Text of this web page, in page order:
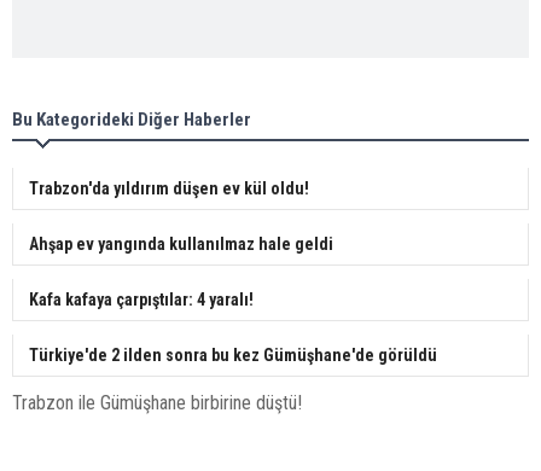
Bu Kategorideki Diğer Haberler
Trabzon'da yıldırım düşen ev kül oldu!
Ahşap ev yangında kullanılmaz hale geldi
Kafa kafaya çarpıştılar: 4 yaralı!
Türkiye'de 2 ilden sonra bu kez Gümüşhane'de görüldü
Trabzon ile Gümüşhane birbirine düştü!